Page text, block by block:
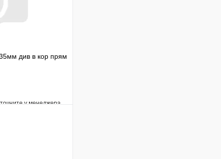
див в кор прям
у менеджера